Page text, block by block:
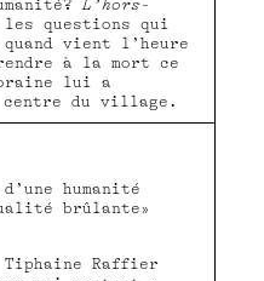
L’hors-
questions qui
vient l’heure
à la mort ce
lui a
centre du village.
humanité
brûlante»
Raffier